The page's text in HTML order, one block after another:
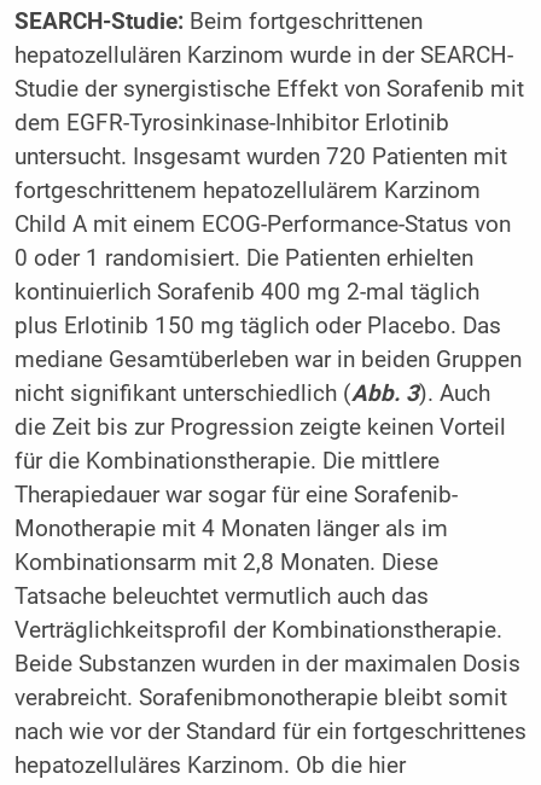
SEARCH-Studie:Beim fortgeschrittenen
hepatozellulären Karzinom wurde in der SEARCH-
Studie der synergistische Effekt von Sorafenib mit
dem EGFR-Tyrosinkinase-Inhibitor Erlotinib
untersucht. Insgesamt wurden 720 Patienten mit
fortgeschrittenem hepatozellulärem Karzinom
Child A mit einem ECOG-Performance-Status von
0 oder 1 randomisiert. Die Patienten erhielten
kontinuierlich Sorafenib 400 mg 2-mal täglich
plus Erlotinib 150 mg täglich oder Placebo. Das
mediane Gesamtüberleben war in beiden Gruppen
nicht signifikant unterschiedlich (Abb. 3). Auch
die Zeit bis zur Progression zeigte keinen Vorteil
für die Kombinationstherapie. Die mittlere
Therapiedauer war sogar für eine Sorafenib-
Monotherapie mit 4 Monaten länger als im
Kombinationsarm mit 2,8 Monaten. Diese
Tatsache beleuchtet vermutlich auch das
Verträglichkeitsprofil der Kombinationstherapie.
Beide Substanzen wurden in der maximalen Dosis
verabreicht. Sorafenibmonotherapie bleibt somit
nach wie vor der Standard für ein fortgeschrittenes
hepatozelluläres Karzinom. Ob die hier